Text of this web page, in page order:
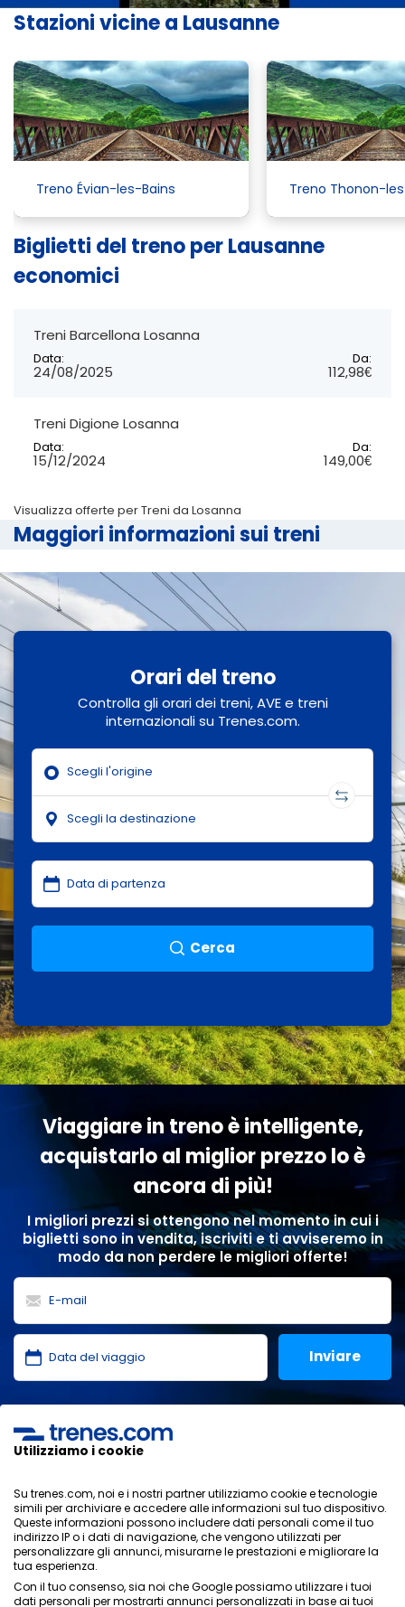
Stazioni vicine a Lausanne
Treno Évian-les-Bains Treno Thonon-
Biglietti del treno per Lausanne
economici
Treni Barcellona Losanna
Data:
24/08/2025
Da:
112,98€
Treni Digione Losanna
Data:
15/12/2024
Da:
149,00€
Visualizza offerte per Treni da Losanna
Maggiori informazioni sui treni
Orari del treno
Controlla gli orari dei treni, AVE e treni
internazionali su Trenes.com.
Cerca
Viaggiare in treno è intelligente,
acquistarlo al miglior prezzo lo è
ancora di più!
I migliori prezzi si ottengono nel momento in cui i
biglietti sono in vendita, iscriviti e ti avviseremo in
modo da non perdere le migliori offerte!
dei dati ,condizioni generali
Informativa sulla privacy
Condizioni generali
Politica sui cookies
Avviso legale
Utilizziamo i cookie
Su trenes.com, noi e i nostri partner utilizziamo cookie e tecnologie
simili per archiviare e accedere alle informazioni sul tuo dispositivo.
Queste informazioni possono includere dati personali come il tuo
indirizzo IP o i dati di navigazione, che vengono utilizzati per
personalizzare gli annunci, misurarne le prestazioni e migliorare la
tua esperienza.
Con il tuo consenso, sia noi che Google possiamo utilizzare i tuoi
dati personali per mostrarti annunci personalizzati in base ai tuoi